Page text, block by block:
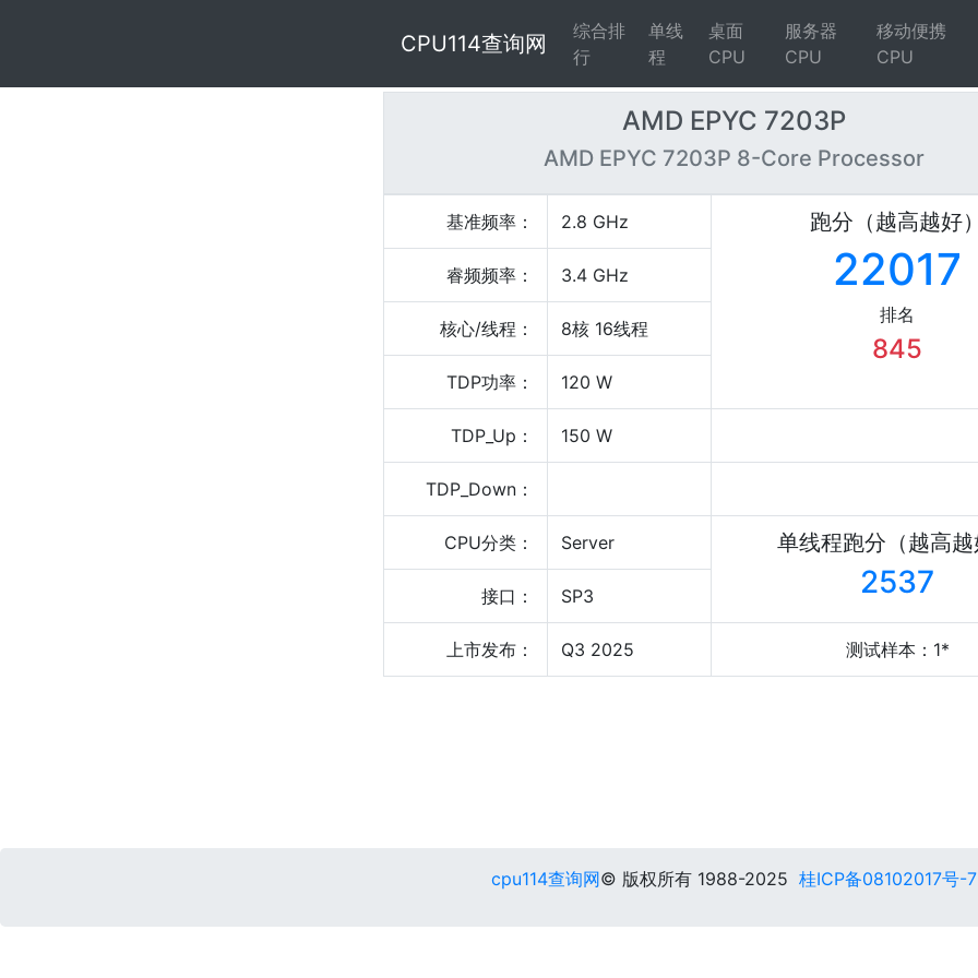
CPU114查询网
综合排
行
单线
程
桌面
CPU
服务器
CPU
移动便携
CPU
AMD EPYC 7203P
AMD EPYC 7203P 8-Core Processor
基准频率： 2.8 GHz 跑分（越高越好
22017
排名
845
睿频频率： 3.4 GHz
核心/线程： 8核 16线程
TDP功率： 120 W
TDP_Up： 150 W
TDP_Down：
CPU分类： Server 单线程跑分（越高
2537
接口： SP3
上市发布： Q3 2025 测试样本：1*
cpu114查询网© 版权所有 1988-2025 桂ICP备08102017号-7